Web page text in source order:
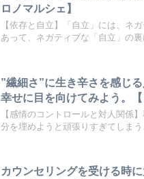
ロノマルシェ】
【依存と自立】「自立」には、ネ
あって、ネガティブな「自立」の
”繊細さ”に生き辛さを感じ
幸せに目を向けてみよう。【
【感情のコントロールと対人関係
分を埋めようと頑張りすぎてしまう
カウンセリングを受ける時